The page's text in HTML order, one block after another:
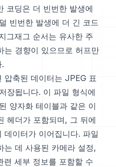
코딩은 더 빈번한 발생에
빈번한 발생에 더 긴 코드
그재그 순서는 유사한 주
는 경향이 있으므로 허프만
압축된 데이터는 JPEG 표
장됩니다. 이 파일 형식에
양자화 테이블과 같은 이
헤더가 포함되며, 그 뒤에
이터가 이어집니다. 파일
는 데 사용된 카메라 설정,
련 세부 정보를 포함할 수